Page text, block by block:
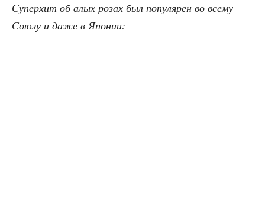
Супер­хит об алых розах был попу­ля­рен во все­му
Сою­зу и даже в Японии: